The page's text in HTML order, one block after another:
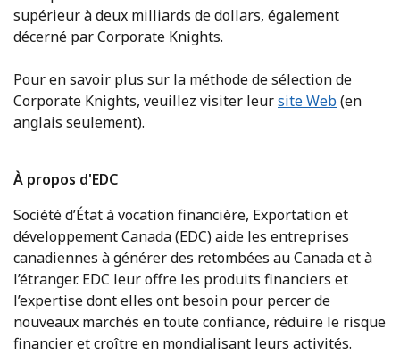
supérieur à deux milliards de dollars, également
décerné par Corporate Knights.
Pour en savoir plus sur la méthode de sélection de
Corporate Knights, veuillez visiter leursite Web(en
anglais seulement).
À propos d'EDC
Société d’État à vocation financière, Exportation et
développement Canada (EDC) aide les entreprises
canadiennes à générer des retombées au Canada et à
l’étranger. EDC leur offre les produits financiers et
l’expertise dont elles ont besoin pour percer de
nouveaux marchés en toute confiance, réduire le risque
financier et croître en mondialisant leurs activités.